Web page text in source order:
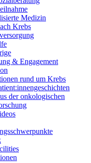
Medizin
Krebs
& Engagement
rund um Krebs
der onkologischen